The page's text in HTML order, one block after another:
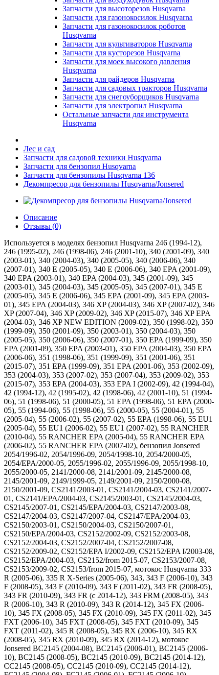
Запчасти для высоторезов Husqvarna
Запчасти для газонокосилок Husqvarna
Запчасти для газонокосилок роботов
Husqvarna
Запчасти для культиваторов Husqvarna
Запчасти для кусторезов Husqvarna
Запчасти для моек высокого давления
Husqvarna
Запчасти для райдеров Husqvarna
Запчасти для садовых тракторов Husqvarna
Запчасти для снегоуборщиков Husqvarna
Запчасти для электропил Husqvarna
Остальные запчасти для инструмента
Husqvarna
Лес и сад
Запчасти для садовой техники Husqvarna
Запчасти для бензопил Husqvarna
Запчасти для бензопилы Husqvarna 136
Декомпресор для бензопилы Husqvarna/Jonsered
Описание
Отзывы (0)
Используется в моделях бензопил Husqvarna 246 (1994-12),
246 (1995-02), 246 (1998-06), 246 (2001-10), 340 (2001-09), 340
(2003-01), 340 (2004-03), 340 (2005-05), 340 (2006-06), 340
(2007-01), 340 E (2005-05), 340 E (2006-06), 340 EPA (2001-09),
340 EPA (2003-01), 340 EPA (2004-03), 345 (2001-09), 345
(2003-01), 345 (2004-03), 345 (2005-05), 345 (2007-01), 345 E
(2005-05), 345 E (2006-06), 345 EPA (2001-09), 345 EPA (2003-
01), 345 EPA (2004-03), 346 XP (2004-03), 346 XP (2007-02), 346
XP (2007-04), 346 XP (2009-02), 346 XP (2015-07), 346 XP EPA
(2004-03), 346 XP NEW EDITION (2009-02), 350 (1998-02), 350
(1999-09), 350 (2001-09), 350 (2003-01), 350 (2004-03), 350
(2005-05), 350 (2006-06), 350 (2007-01), 350 EPA (1999-09), 350
EPA (2001-09), 350 EPA (2003-01), 350 EPA (2004-03), 350 EPA
(2006-06), 351 (1998-06), 351 (1999-09), 351 (2001-06), 351
(2015-07), 351 EPA (1999-09), 351 EPA (2001-06), 353 (2002-09),
353 (2004-03), 353 (2007-02), 353 (2007-04), 353 (2009-02), 353
(2015-07), 353 EPA (2004-03), 353 EPA I (2002-09), 42 (1994-04),
42 (1994-12), 42 (1995-02), 42 (1998-06), 42 (2001-10), 51 (1994-
06), 51 (1998-06), 51 (2000-05), 51 EPA (1998-06), 51 EPA (2000-
05), 55 (1994-06), 55 (1998-06), 55 (2000-05), 55 (2004-01), 55
(2005-04), 55 (2006-02), 55 (2007-02), 55 EPA (1998-06), 55 EU1
(2005-04), 55 EU1 (2006-02), 55 EU1 (2007-02), 55 RANCHER
(2010-04), 55 RANCHER EPA (2005-04), 55 RANCHER EPA
(2006-02), 55 RANCHER EPA (2007-02), бензопил Jonsered
2054/1996-02, 2054/1996-09, 2054/1998-10, 2054/2000-05,
2054/EPA/2000-05, 2055/1996-02, 2055/1996-09, 2055/1998-10,
2055/2000-05, 2141/2000-08, 2141/2001-09, 2145/2000-08,
2145/2001-09, 2149/1999-05, 2149/2001-09, 2150/2000-08,
2150/2001-09, CS2141/2003-01, CS2141/2004-03, CS2141/2007-
01, CS2141/EPA/2004-03, CS2145/2003-01, CS2145/2004-03,
CS2145/2007-01, CS2145/EPA/2004-03, CS2147/2003-08,
CS2147/2004-03, CS2147/2007-04, CS2147/EPA/2004-03,
CS2150/2003-01, CS2150/2004-03, CS2150/2007-01,
CS2150/EPA/2004-03, CS2152/2002-09, CS2152/2003-08,
CS2152/2004-03, CS2152/2007-04, CS2152/2007-08,
CS2152/2009-02, CS2152/EPA I/2002-09, CS2152/EPA I/2003-08,
CS2152/EPA/2004-03, CS2152/from 2015-07, CS2153/2007-08,
CS2153/2009-02, CS2153/from 2015-07, мотокос Husqvarna 333
R (2005-06), 335 R X-Series (2005-06), 343, 343 F (2006-10), 343
F (2008-05), 343 F (2010-09), 343 F (2011-02), 343 FR (2008-05),
343 FR (2010-09), 343 FR (c 2014-12), 343 FRM (2008-05), 343
R (2006-10), 343 R (2010-09), 343 R (2014-12), 345 FX (2006-
10), 345 FX (2008-05), 345 FX (2010-09), 345 FX (2011-02), 345
FXT (2006-10), 345 FXT (2008-05), 345 FXT (2010-09), 345
FXT (2011-02), 345 R (2008-05), 345 RX (2006-10), 345 RX
(2008-05), 345 RX (2010-09), 345 RX (2014-12), мотокос
Jonsered BC2145 (2004-08), BC2145 (2006-01), BC2145 (2006-
10), BC2145 (2008-05), BC2145 (2010-09), BC2145 (2014-12),
CC2145 (2008-05), CC2145 (2010-09), CC2145 (2014-12),